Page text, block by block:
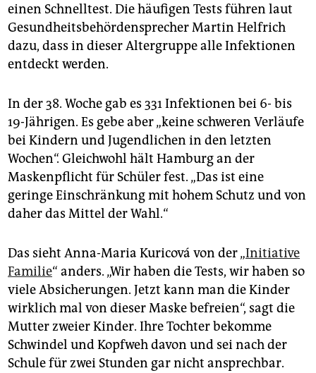
einen Schnelltest. Die häufigen Tests führen laut
Gesundheitsbehördensprecher Martin Helfrich
dazu, dass in dieser Altergruppe alle Infektionen
entdeckt werden.
In der 38. Woche gab es 331 Infektionen bei 6- bis
19-Jährigen. Es gebe aber „keine schweren Verläufe
bei Kindern und Jugendlichen in den letzten
Wochen“. Gleichwohl hält Hamburg an der
Maskenpflicht für Schüler fest. „Das ist eine
geringe Einschränkung mit hohem Schutz und von
daher das Mittel der Wahl.“
Das sieht Anna-Maria Kuricová von der „Initiative
Familie“ anders. „Wir haben die Tests, wir haben so
viele Absicherungen. Jetzt kann man die Kinder
wirklich mal von dieser Maske befreien“, sagt die
Mutter zweier Kinder. Ihre Tochter bekomme
Schwindel und Kopfweh davon und sei nach der
Schule für zwei Stunden gar nicht ansprechbar.